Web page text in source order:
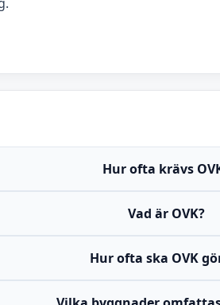
Hur ofta krävs
Vad är OVK?
Hur ofta ska OVK